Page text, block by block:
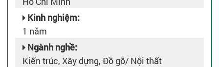
Kinh nghiệm:
1 năm
Ngành nghề:
Kiến trúc, Xây dựng, Đồ gỗ/ Nội thất